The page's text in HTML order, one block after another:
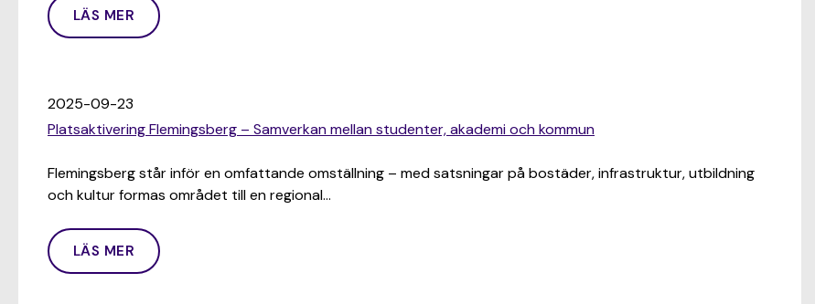
LÄS MER
2025-09-23
Platsaktivering Flemingsberg – Samverkan mellan studenter, akademi och kommun
Flemingsberg står inför en omfattande omställning – med satsningar på bostäder, infrastruktur, utbildning
och kultur formas området till en regional…
LÄS MER